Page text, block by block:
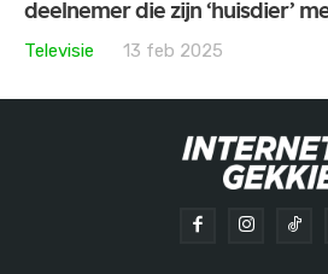
deelnemer die zijn ‘huisdier’
Televisie
13 feb 2025